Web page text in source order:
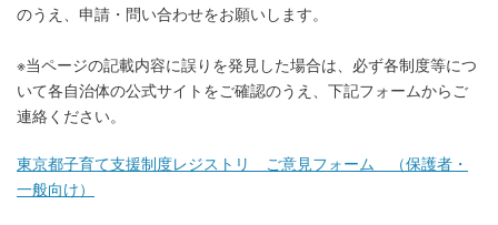
のうえ、申請・問い合わせをお願いします。
※当ページの記載内容に誤りを発見した場合は、必ず各制度等につ
いて各自治体の公式サイトをご確認のうえ、下記フォームからご
連絡ください。
東京都子育て支援制度レジストリ ご意見フォーム （保護者・
一般向け）